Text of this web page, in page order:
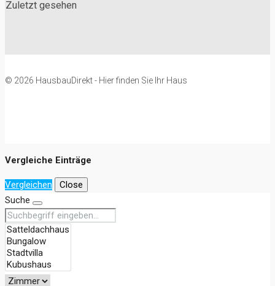
Zuletzt gesehen
© 2026 HausbauDirekt - Hier finden Sie Ihr Haus
Vergleiche Einträge
Vergleichen
Close
Suche